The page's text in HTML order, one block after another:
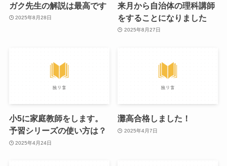
ガク先生の解説は最高です
2025年8月28日
来月から自治体の理科講師
をすることになりました
2025年8月27日
小5に家庭教師をします。
予習シリーズの使い方は？
2025年4月24日
灘高合格しました！
2025年4月7日